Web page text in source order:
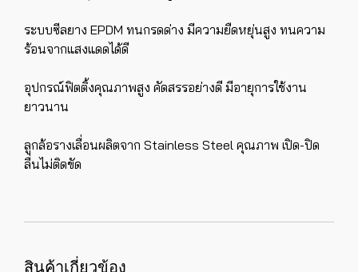
ระบบซีลยาง EPDM ทนกรดด่าง มีความยืดหยุ่นสูง ทนความ
ร้อนจากแสงแดดได้ดี
อุปกรณ์ฟิตติ้งคุณภาพสูง คัดสรรอย่างดี มีอายุการใช้งาน
ยาวนาน
ลูกล้อรางเลื่อนผลิตจาก Stainless Steel คุณภาพ เปิด-ปิด
ลื่นไม่ติดขัด
สินค้าเกี่ยวข้อง